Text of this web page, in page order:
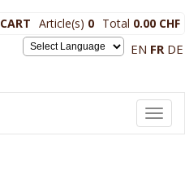
EN FR DE
CART Article(s) 0 Total 0.00 CHF